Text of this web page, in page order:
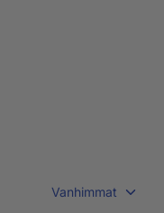
Vanhimmat